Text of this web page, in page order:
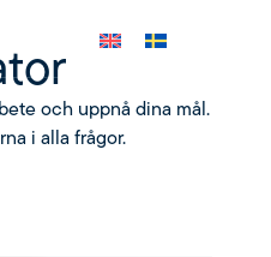
och uppnå dina mål.
i alla frågor.